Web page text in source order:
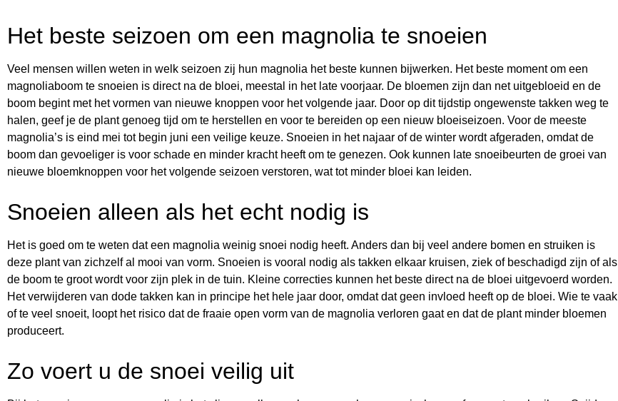
Het beste seizoen om een magnolia te snoeien
Veel mensen willen weten in welk seizoen zij hun magnolia het beste kunnen bijwerken. Het beste moment om een
magnoliaboom te snoeien is direct na de bloei, meestal in het late voorjaar. De bloemen zijn dan net uitgebloeid en de
boom begint met het vormen van nieuwe knoppen voor het volgende jaar. Door op dit tijdstip ongewenste takken weg te
halen, geef je de plant genoeg tijd om te herstellen en voor te bereiden op een nieuw bloeiseizoen. Voor de meeste
magnolia’s is eind mei tot begin juni een veilige keuze. Snoeien in het najaar of de winter wordt afgeraden, omdat de
boom dan gevoeliger is voor schade en minder kracht heeft om te genezen. Ook kunnen late snoeibeurten de groei van
nieuwe bloemknoppen voor het volgende seizoen verstoren, wat tot minder bloei kan leiden.
Snoeien alleen als het echt nodig is
Het is goed om te weten dat een magnolia weinig snoei nodig heeft. Anders dan bij veel andere bomen en struiken is
deze plant van zichzelf al mooi van vorm. Snoeien is vooral nodig als takken elkaar kruisen, ziek of beschadigd zijn of als
de boom te groot wordt voor zijn plek in de tuin. Kleine correcties kunnen het beste direct na de bloei uitgevoerd worden.
Het verwijderen van dode takken kan in principe het hele jaar door, omdat dat geen invloed heeft op de bloei. Wie te vaak
of te veel snoeit, loopt het risico dat de fraaie open vorm van de magnolia verloren gaat en dat de plant minder bloemen
produceert.
Zo voert u de snoei veilig uit